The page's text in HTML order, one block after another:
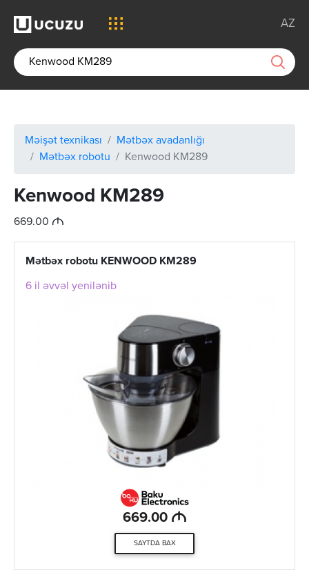
AZ
Məişət texnikası
Mətbəx avadanlığı
Mətbəx robotu
Kenwood KM289
Kenwood KM289
669.00 M
Mətbəx robotu KENWOOD KM289
6 il əvvəl yenilənib
669.00 M
SAYTDA BAX